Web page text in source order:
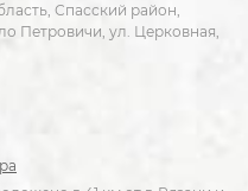
Спасский район,
Петровичи, ул. Церковная,